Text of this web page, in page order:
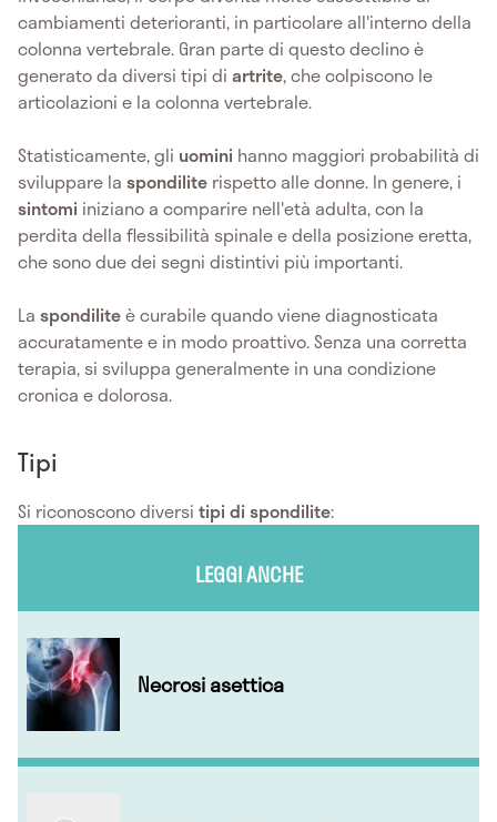
cambiamenti deterioranti, in particolare all'interno della
colonna vertebrale. Gran parte di questo declino è
generato da diversi tipi di artrite, che colpiscono le
articolazioni e la colonna vertebrale.
Statisticamente, gli uomini hanno maggiori probabilità di
sviluppare la spondilite rispetto alle donne. In genere, i
sintomi iniziano a comparire nell'età adulta, con la
perdita della flessibilità spinale e della posizione eretta,
che sono due dei segni distintivi più importanti.
La spondiliteè curabile quando viene diagnosticata
accuratamente e in modo proattivo. Senza una corretta
terapia, si sviluppa generalmente in una condizione
cronica e dolorosa.
Tipi
Si riconoscono diversi tipi di spondilite:
LEGGI ANCHE
Necrosi asettica